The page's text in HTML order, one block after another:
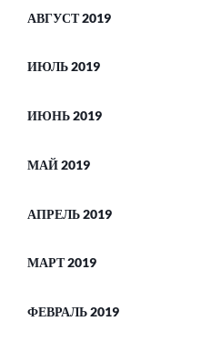
АВГУСТ 2019
ИЮЛЬ 2019
ИЮНЬ 2019
МАЙ 2019
АПРЕЛЬ 2019
МАРТ 2019
ФЕВРАЛЬ 2019